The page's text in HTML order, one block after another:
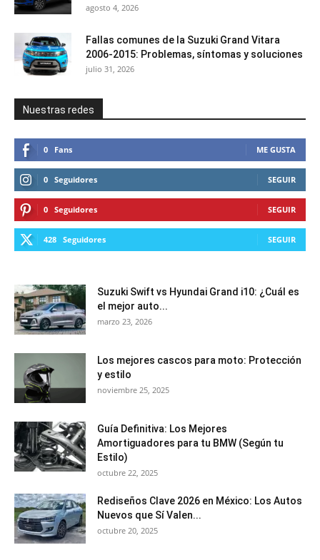
agosto 4, 2026
Fallas comunes de la Suzuki Grand Vitara
2006-2015: Problemas, síntomas y soluciones
julio 31, 2026
Nuestras redes
0 Fans ME GUSTA
0 Seguidores SEGUIR
0 Seguidores SEGUIR
428 Seguidores SEGUIR
Suzuki Swift vs Hyundai Grand i10: ¿Cuál es
el mejor auto...
marzo 23, 2026
Los mejores cascos para moto: Protección
y estilo
noviembre 25, 2025
Guía Definitiva: Los Mejores
Amortiguadores para tu BMW (Según tu
Estilo)
octubre 22, 2025
Rediseños Clave 2026 en México: Los Autos
Nuevos que Sí Valen...
octubre 20, 2025